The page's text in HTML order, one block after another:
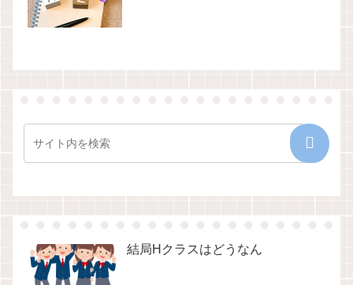
結局Hクラスはどうなん